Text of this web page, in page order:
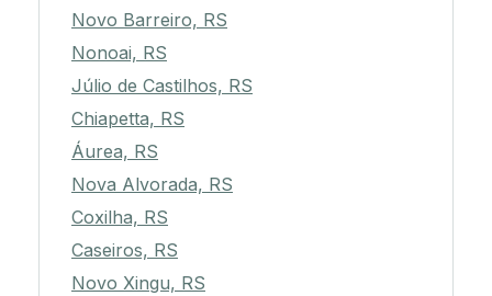
Novo Barreiro, RS
Nonoai, RS
Júlio de Castilhos, RS
Chiapetta, RS
Áurea, RS
Nova Alvorada, RS
Coxilha, RS
Caseiros, RS
Novo Xingu, RS